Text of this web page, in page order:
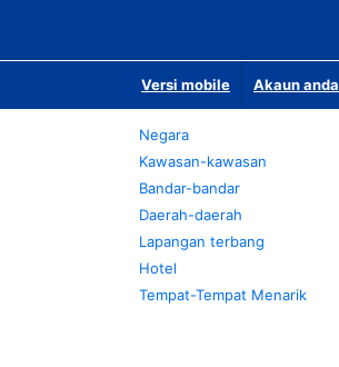
Versi mobile Akaun anda
Negara
Kawasan-kawasan
Bandar-bandar
Daerah-daerah
Lapangan terbang
Hotel
Tempat-Tempat Menarik